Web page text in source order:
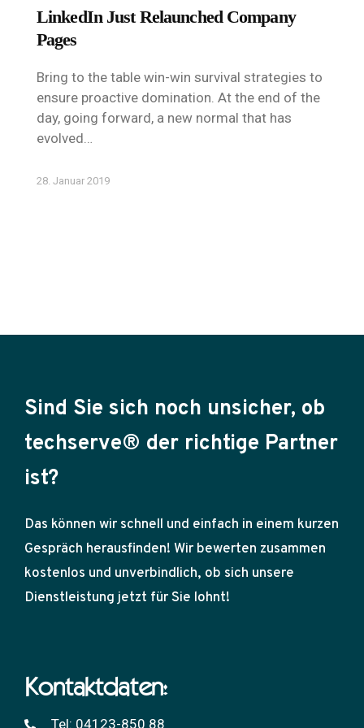
LinkedIn Just Relaunched Company
Pages
Bring to the table win-win survival strategies to
ensure proactive domination. At the end of the
day, going forward, a new normal that has
evolved…
28. Januar 2019
Sind Sie sich noch unsicher, ob
techserve® der richtige Partner
ist?
Das können wir schnell und einfach in einem kurzen
Gespräch herausfinden! Wir bewerten zusammen
kostenlos und unverbindlich, ob sich unsere
Dienstleistung jetzt für Sie lohnt!
Kontaktdaten:
Tel: 04123-850 88